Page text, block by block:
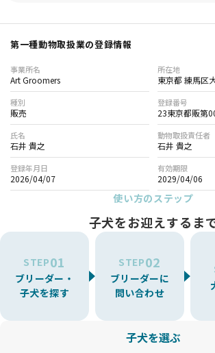
第一種動物取扱業の登録情報
事業所名
Art Groomers
所在地
東京都 練馬区
種別
販売
登録番号
23東京都販第
氏名
石井 貴之
動物取扱責任者
石井 貴之
登録年月日
2026/04/07
有効期限
2029/04/06
使い方のステップ
子犬をお迎えするま
STEP01
ブリーダー・
子犬を探す
STEP02
ブリーダーに
問い合わせ
子犬を選ぶ